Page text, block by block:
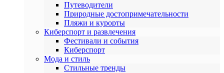
Путеводители
Природные достопримечательности
Пляжи и курорты
Киберспорт и развлечения
Фестивали и события
Киберспорт
Мода и стиль
Стильные тренды